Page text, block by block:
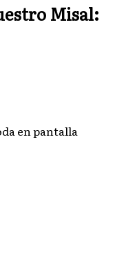
Misal:
en pantalla